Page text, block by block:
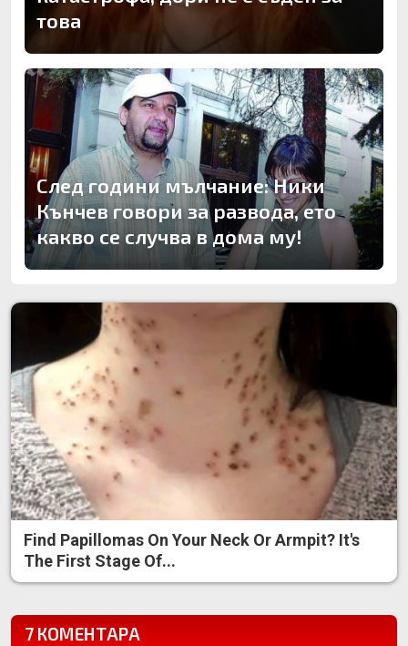
това
След години мълчание: Ники
Кънчев говори за развода, ето
какво се случва в дома му!
Find Papillomas On Your Neck Or Armpit? It's
The First Stage Of...
7 КОМЕНТАРА